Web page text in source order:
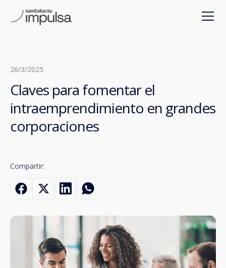
26/3/2025
Claves para fomentar el
intraemprendimiento en grandes
corporaciones
Compartir: